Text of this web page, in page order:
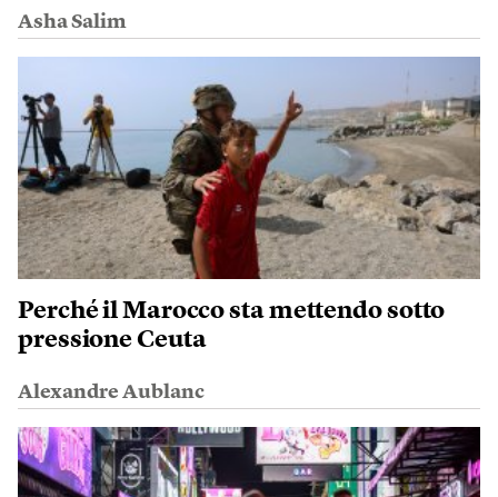
Asha Salim
Perché il Marocco sta mettendo sotto
pressione Ceuta
Alexandre Aublanc